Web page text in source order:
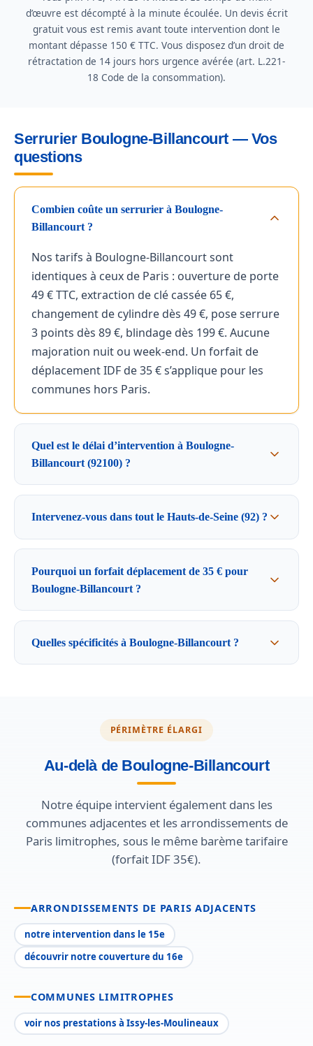
d’œuvre est décompté à la minute écoulée. Un devis écrit
gratuit vous est remis avant toute intervention dont le
montant dépasse 150 € TTC. Vous disposez d’un droit de
rétractation de 14 jours hors urgence avérée (art. L.221-
18 Code de la consommation).
Serrurier Boulogne-Billancourt — Vos
questions
Combien coûte un serrurier à Boulogne-
Billancourt ?
Nos tarifs à Boulogne-Billancourt sont
identiques à ceux de Paris : ouverture de porte
49 € TTC, extraction de clé cassée 65 €,
changement de cylindre dès 49 €, pose serrure
3 points dès 89 €, blindage dès 199 €. Aucune
majoration nuit ou week-end. Un forfait de
déplacement IDF de 35 € s’applique pour les
communes hors Paris.
Quel est le délai d’intervention à Boulogne-
Billancourt (92100) ?
Intervenez-vous dans tout le Hauts-de-Seine (92) ?
Pourquoi un forfait déplacement de 35 € pour
Boulogne-Billancourt ?
Quelles spécificités à Boulogne-Billancourt ?
PÉRIMÈTRE ÉLARGI
Au-delà de Boulogne-Billancourt
Notre équipe intervient également dans les
communes adjacentes et les arrondissements de
Paris limitrophes, sous le même barème tarifaire
(forfait IDF 35€).
ARRONDISSEMENTS DE PARIS ADJACENTS
notre intervention dans le 15e
découvrir notre couverture du 16e
COMMUNES LIMITROPHES
voir nos prestations à Issy-les-Moulineaux